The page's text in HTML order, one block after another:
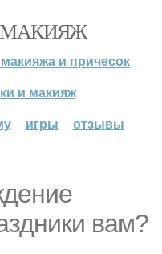
МАКИЯЖ
и причесок
и макияж
игры отзывы
вам?